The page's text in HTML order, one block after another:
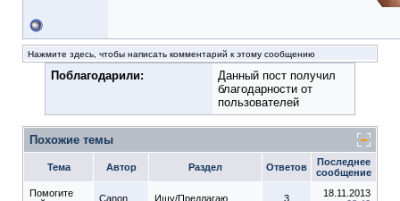
Нажмите здесь, чтобы написать комментарий к этому сообщению
Поблагодарили:
Данный пост получил
благодарности от
пользователей
Похожие темы
Тема Автор Раздел Ответов
Последнее
сообщение
Помогите
Canon Ищу/Предлагаю 3
18.11.2013